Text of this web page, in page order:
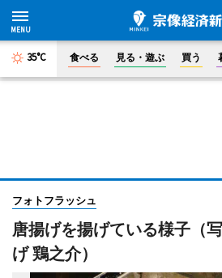
35°C 食べる 見る・遊ぶ 買う
フォトフラッシュ
唐揚げを揚げている様子（
げ 鶏之介）